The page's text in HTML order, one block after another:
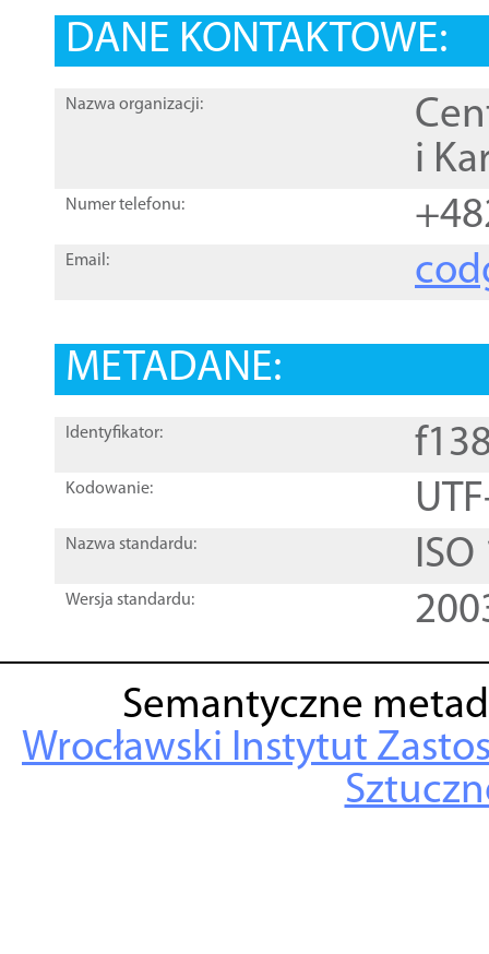
DANE KONTAKTOWE:
Nazwa organizacji:
i
Numer telefonu:
Email:
METADANE:
Identyfikator:
Kodowanie:
Nazwa standardu:
Wersja standardu:
Semantyczne
Wrocławski Instytut